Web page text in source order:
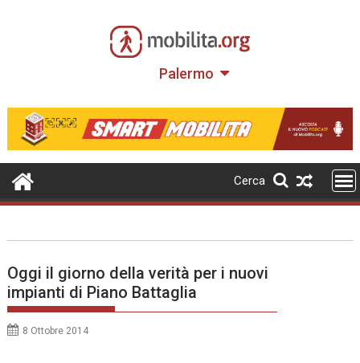
Palermo
Cerca
Oggi il giorno della verità per i nuovi
impianti di Piano Battaglia
8 Ottobre 2014